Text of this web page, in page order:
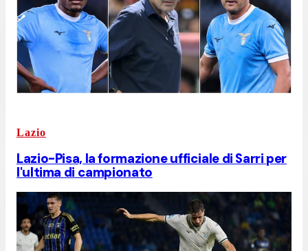
Lazio
Lazio-Pisa, la formazione ufficiale di Sarri per
l'ultima di campionato